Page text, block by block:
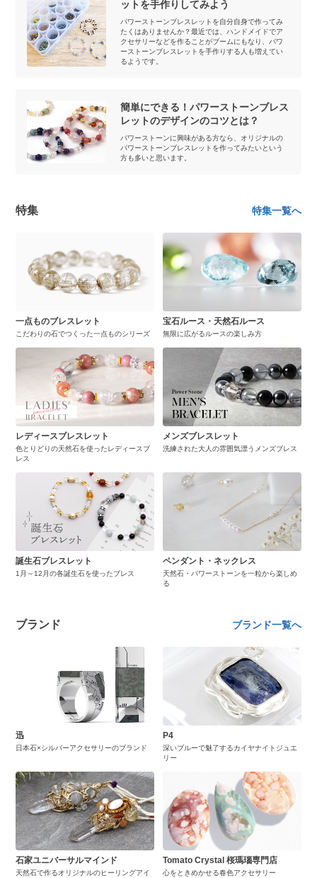
ットを手作りしてみよう
パワーストーンブレスレットを自分自身で作ってみ
たくはありませんか？最近では、ハンドメイドでア
クセサリーなどを作ることがブームにもなり、パワ
ーストーンブレスレットを手作りする人も増えてい
るようです。
簡単にできる！パワーストーンブレス
レットのデザインのコツとは？
パワーストーンに興味がある方なら、オリジナルの
パワーストーンブレスレットを作ってみたいという
方も多いと思います。
特集 特集一覧へ
一点ものブレスレット
こだわりの石でつくった一点ものシリーズ
宝石ルース・天然石ルース
無限に広がるルースの楽しみ方
レディースブレスレット
色とりどりの天然石を使ったレディースブ
レス
メンズブレスレット
洗練された大人の雰囲気漂うメンズブレス
誕生石ブレスレット
1月～12月の各誕生石を使ったブレス
ペンダント・ネックレス
天然石・パワーストーンを一粒から楽しめ
る
ブランド ブランド一覧へ
迅
日本石×シルバーアクセサリーのブランド
P4
深いブルーで魅了するカイヤナイトジュエ
リー
石家ユニバーサルマインド
天然石で作るオリジナルのヒーリングアイ
Tomato Crystal 桜瑪瑙専門店
心をときめかせる春色アクセサリー